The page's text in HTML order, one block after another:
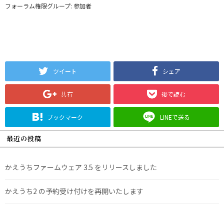
フォーラム権限グループ: 参加者
ツイート シェア
共有 後で読む
ブックマーク LINEで送る
最近の投稿
かえうちファームウェア 3.5 をリリースしました
かえうち2 の予約受け付けを再開いたします